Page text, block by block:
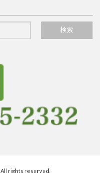
All rights reserved.